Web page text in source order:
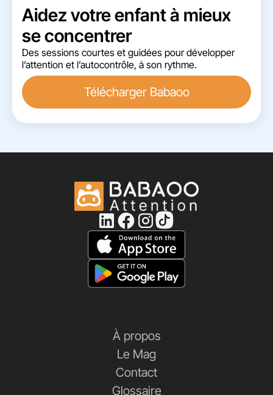
Aidez votre enfant à mieux
se concentrer
Des sessions courtes et guidées pour développer
l’attention et l’autocontrôle, à son rythme.
Télécharger Babaoo
À propos
Le Mag
Contact
Glossaire